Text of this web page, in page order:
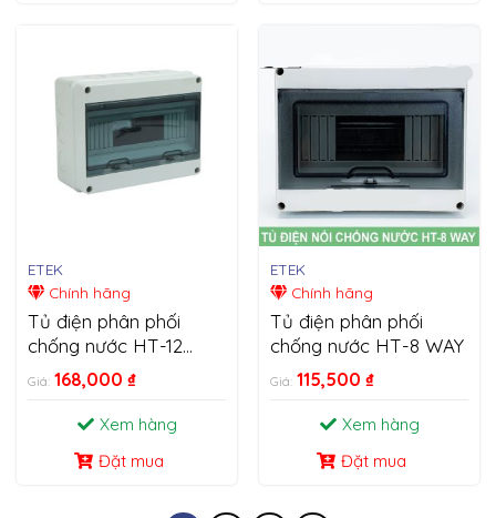
ETEK
Chính hãng
Tủ điện phân phối
chống nước HT-12
WAY
Giá: 168,000 ₫
Xem hàng
Đặt mua
ETEK
Chính hãng
Tủ điện phân phối
chống nước HT-8 WAY
Giá: 115,500 ₫
Xem hàng
Đặt mua